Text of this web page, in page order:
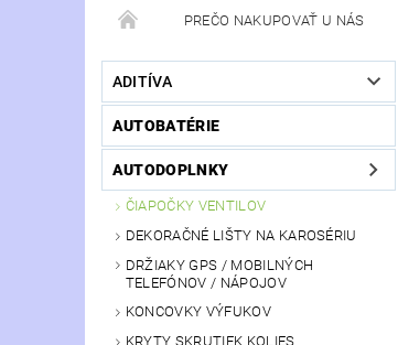
PREČO NAKUPOVAŤ U NÁS
ADITÍVA
AUTOBATÉRIE
AUTODOPLNKY
ČIAPOČKY VENTILOV
DEKORAČNÉ LIŠTY NA KAROSÉRIU
DRŽIAKY GPS / MOBILNÝCH
TELEFÓNOV / NÁPOJOV
KONCOVKY VÝFUKOV
KRYTY SKRUTIEK KOLIES